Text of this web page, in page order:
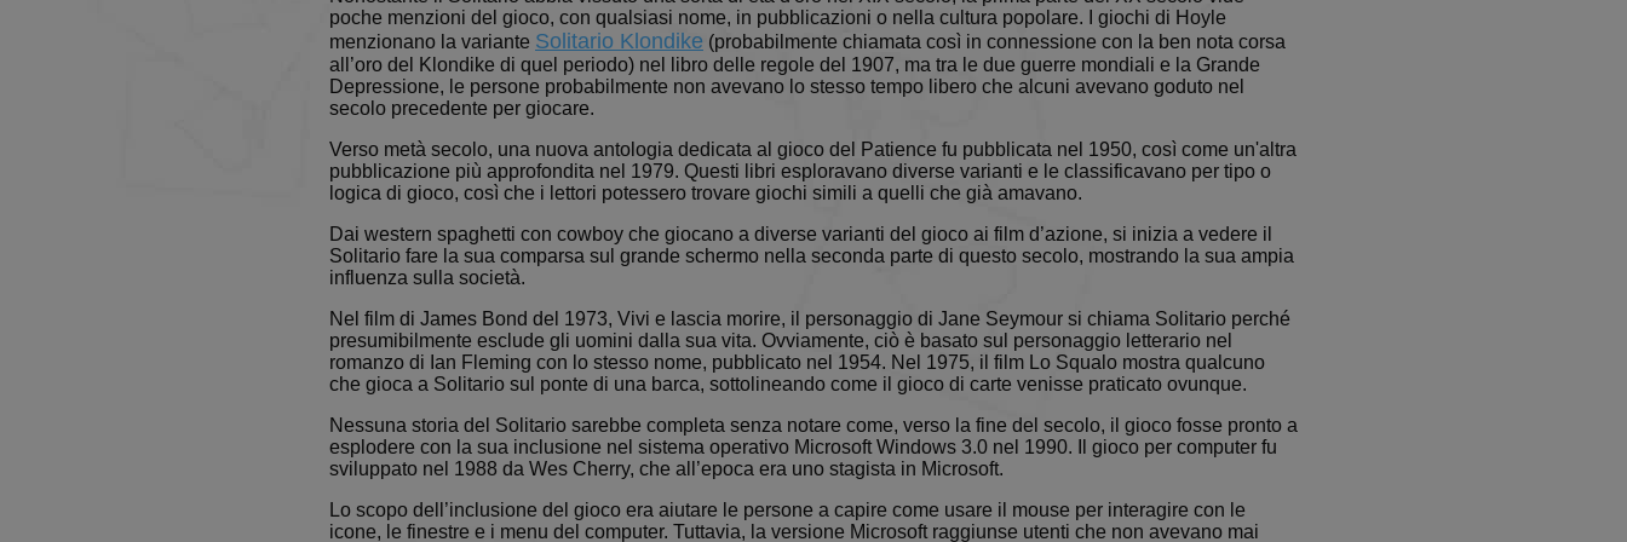
poche menzioni del gioco, con qualsiasi nome, in pubblicazioni o nella cultura popolare. I giochi di Hoyle
menzionano la variante Solitario Klondike (probabilmente chiamata così in connessione con la ben nota corsa
all’oro del Klondike di quel periodo) nel libro delle regole del 1907, ma tra le due guerre mondiali e la Grande
Depressione, le persone probabilmente non avevano lo stesso tempo libero che alcuni avevano goduto nel
secolo precedente per giocare.
Verso metà secolo, una nuova antologia dedicata al gioco del Patience fu pubblicata nel 1950, così come un'altra
pubblicazione più approfondita nel 1979. Questi libri esploravano diverse varianti e le classificavano per tipo o
logica di gioco, così che i lettori potessero trovare giochi simili a quelli che già amavano.
Dai western spaghetti con cowboy che giocano a diverse varianti del gioco ai film d’azione, si inizia a vedere il
Solitario fare la sua comparsa sul grande schermo nella seconda parte di questo secolo, mostrando la sua ampia
influenza sulla società.
Nel film di James Bond del 1973, Vivi e lascia morire, il personaggio di Jane Seymour si chiama Solitario perché
presumibilmente esclude gli uomini dalla sua vita. Ovviamente, ciò è basato sul personaggio letterario nel
romanzo di Ian Fleming con lo stesso nome, pubblicato nel 1954. Nel 1975, il film Lo Squalo mostra qualcuno
che gioca a Solitario sul ponte di una barca, sottolineando come il gioco di carte venisse praticato ovunque.
Nessuna storia del Solitario sarebbe completa senza notare come, verso la fine del secolo, il gioco fosse pronto a
esplodere con la sua inclusione nel sistema operativo Microsoft Windows 3.0 nel 1990. Il gioco per computer fu
sviluppato nel 1988 da Wes Cherry, che all’epoca era uno stagista in Microsoft.
Lo scopo dell’inclusione del gioco era aiutare le persone a capire come usare il mouse per interagire con le
icone, le finestre e i menu del computer. Tuttavia, la versione Microsoft raggiunse utenti che non avevano mai
Dominio
BlissCo .solitalian.it 5 anni
This cookie stores data about the player's card collections.
BlissCrossLoad
.solitalian.it 1 giorno
This cookie is used when the player saves and loads the game.
BlissData
.solitalian.it
BlissGuestSt
.solitalian.it 1 anno
This cookie stores data about the player's game statistics that are
shown when the game ends.
settimane
2 giorni
BlissSt
shown when the game ends.
BlissTablet
.solitalian.it
4
settimane
2 giorni
Used for switching the game to tablet mode
BlissUT
.solitalian.it 5 anni
This cookie stores data that is used for the player's game statistics,
login and card collections.
BlissWG
.solitalian.it 1 anno
This cookie stores data about the player's game statistics that are
shown when the game ends.
Google Privacy Policy